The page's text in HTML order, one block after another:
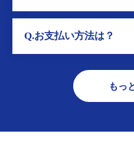
Q.お支払い方法は？
もっ